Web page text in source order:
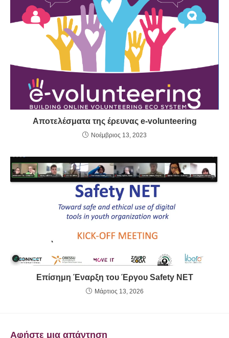
Αποτελέσματα της έρευνας e-volunteering
Νοέμβριος 13, 2023
Επίσημη Έναρξη του Έργου Safety NET
Μάρτιος 13, 2026
Αφήστε μια απάντηση